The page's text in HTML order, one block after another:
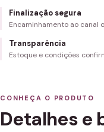
Finalização segura
Encaminhamento ao canal
Transparência
Estoque e condições
CONHEÇA O PRODUTO
Detalhes e